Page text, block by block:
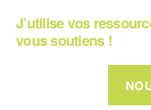
J’utilise vos
vous soutiens !